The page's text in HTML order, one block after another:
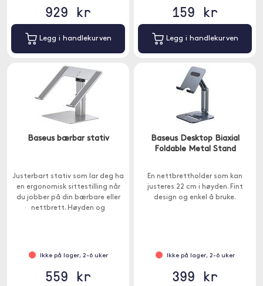
929 kr
Legg i handlekurven
159 kr
Legg i handlekurven
Baseus bærbar stativ
Justerbart stativ som lar deg ha
en ergonomisk sittestilling når
du jobber på din bærbare eller
nettbrett. Høyden og
Ikke på lager, 2-6 uker
559 kr
Baseus Desktop Biaxial
Foldable Metal Stand
En nettbrettholder som kan
justeres 22 cm i høyden. Fint
design og enkel å bruke.
Ikke på lager, 2-6 uker
399 kr